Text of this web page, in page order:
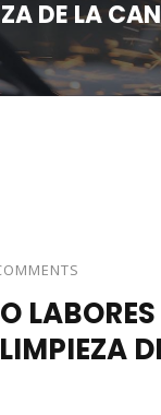
DE LA
LABORES